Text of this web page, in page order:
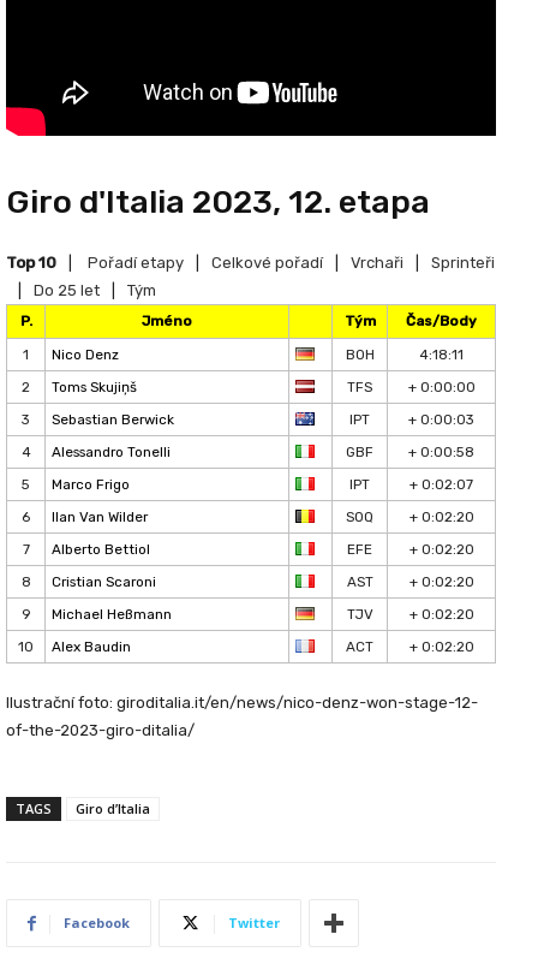
Giro d'Italia 2023, 12. etapa
Top 10 Pořadí etapy Celkové pořadí Vrchaři
Sprinteři
Do 25 let Tým
P. Jméno Tým
Čas/Body
1
Nico Denz BOH
4:18:11
2
Toms Skujiņš TFS
+ 0:00:00
3
Sebastian Berwick IPT
+ 0:00:03
4
Alessandro Tonelli GBF
+ 0:00:58
5
Marco Frigo IPT
+ 0:02:07
6
Ilan Van Wilder SOQ
+ 0:02:20
7
Alberto Bettiol EFE
+ 0:02:20
8
Cristian Scaroni AST
+ 0:02:20
9
Michael Heßmann TJV
+ 0:02:20
10
Alex Baudin ACT + 0:02:20
Ilustrační foto: giroditalia.it/en/news/nico-denz-won-stage-12-
of-the-2023-giro-ditalia/
TAGS Giro d’Italia
Facebook Twitter